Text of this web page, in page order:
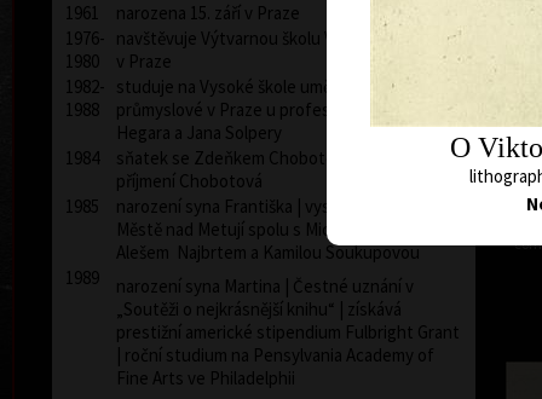
1961
narozena 15. září v Praze
1976-
1980
navštěvuje Výtvarnou školu Václava Hollara
v Praze
1982-
1988
studuje na Vysoké škole umělecko-
průmyslové v Praze u profesorů Milana
Hegara a Jana Solpery
1984
sňatek se Zdeňkem Chobotem, používá
příjmení Chobotová
1985
narození syna Františka | vystavuje v Novém
Městě nad Metují spolu s Michalem Cihlářem,
Alešem Najbrtem a Kamilou Soukupovou
1989
narození syna Martina | Čestné uznání v
„Soutěži o nejkrásnější knihu“ | získává
prestižní americké stipendium Fulbright Grant
| roční studium na Pensylvania Academy of
Fine Arts ve Philadelphii
O